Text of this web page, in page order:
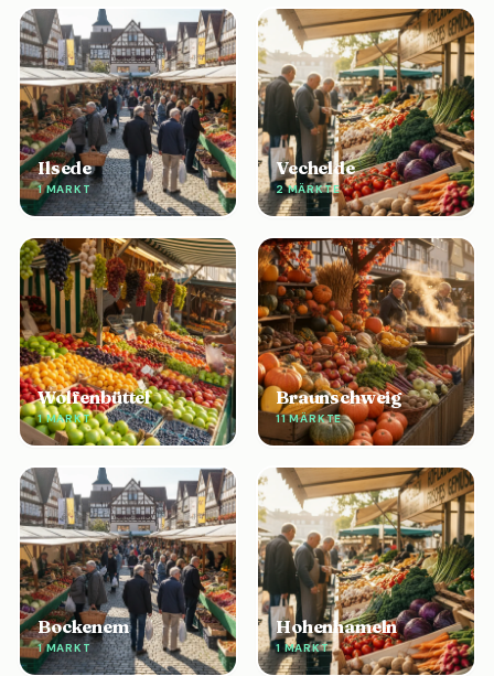
Ilsede
1 MARKT
Vechelde
2 MÄRKTE
Wolfenbüttel
1 MARKT
Braunschweig
11 MÄRKTE
Bockenem
1 MARKT
Hohenhameln
1 MARKT